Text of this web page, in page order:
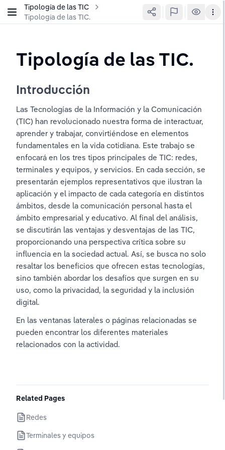
Tipología de las TIC
Tipología de las TIC.
Tipología de las TIC.
Introducción
Las Tecnologías de la Información y la Comunicación
(TIC) han revolucionado nuestra forma de interactuar,
aprender y trabajar, convirtiéndose en elementos
fundamentales en la vida cotidiana. Este trabajo se
enfocará en los tres tipos principales de TIC: redes,
terminales y equipos, y servicios. En cada sección, se
presentarán ejemplos representativos que ilustran la
aplicación y el impacto de cada categoría en distintos
ámbitos, desde la comunicación personal hasta el
ámbito empresarial y educativo. Al final del análisis,
se discutirán las ventajas y desventajas de las TIC,
proporcionando una perspectiva crítica sobre su
influencia en la sociedad actual. Así, se busca no solo
resaltar los beneficios que ofrecen estas tecnologías,
sino también abordar los desafíos que surgen en su
uso, como la privacidad, la seguridad y la inclusión
digital.
En las ventanas laterales o páginas relacionadas se
pueden encontrar los diferentes materiales
relacionados con la actividad.
Related Pages
Redes
Terminales y equipos